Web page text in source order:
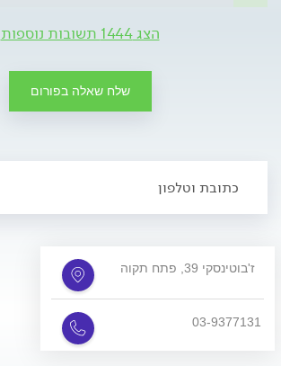
הצג 1444 תשובות נוספות
שלח שאלה בפורום
כתובת וטלפון
ז'בוטינסקי 39, פתח תקוה
03-9377131